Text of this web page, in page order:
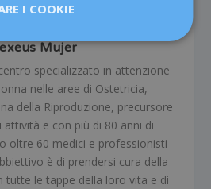
Mujer
specializzato in attenzione
nelle aree di Ostetricia,
della Riproduzione, precursore
e con più di 80 anni di
oltre 60 medici e professionisti
è di prendersi cura della
tutte le tappe della loro vita e di
I COOKIE